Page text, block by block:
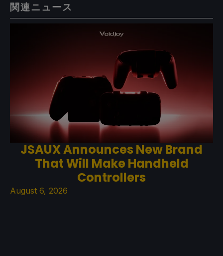
関連ニュース
JSAUX Announces New Brand
That Will Make Handheld
Controllers
August 6, 2026